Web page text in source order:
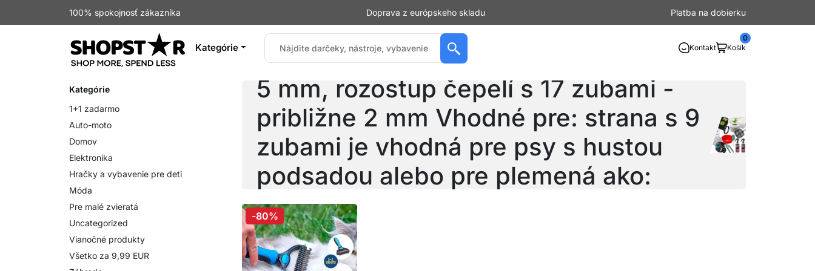
100% spokojnosť zákazníka Doprava z európskeho skladu Platba na dobierku
Kategórie Kontakt Košík
0
Rozostup čepelí s 9 zubami - približne
5 mm, rozostup čepelí s 17 zubami -
približne 2 mm Vhodné pre: strana s 9
zubami je vhodná pre psy s hustou
podsadou alebo pre plemená ako:
malamut, ak
-80%
Kategórie
1+1 zadarmo
Auto-moto
Domov
Elektronika
Hračky a vybavenie pre deti
Móda
Pre malé zvieratá
Uncategorized
Vianočné produkty
Všetko za 9,99 EUR